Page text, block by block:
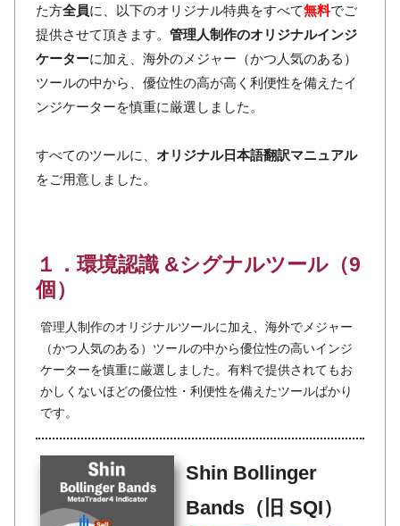
た方全員に、以下のオリジナル特典をすべて無料でご
提供させて頂きます。 管理人制作のオリジナルインジ
ケーターに加え、海外のメジャー（かつ人気のある）
ツールの中から、優位性の高が高く利便性を備えたイ
ンジケーターを慎重に厳選しました。
すべてのツールに、 オリジナル日本語翻訳マニュアル
をご用意しました。
１．環境認識 &シグナルツール（9
個）
管理人制作のオリジナルツールに加え、海外でメジャー
（かつ人気のある）ツールの中から優位性の高いインジ
ケーターを慎重に厳選しました。有料で提供されてもお
かしくないほどの優位性・利便性を備えたツールばかり
です。
Shin Bollinger
Bands（旧 SQI）